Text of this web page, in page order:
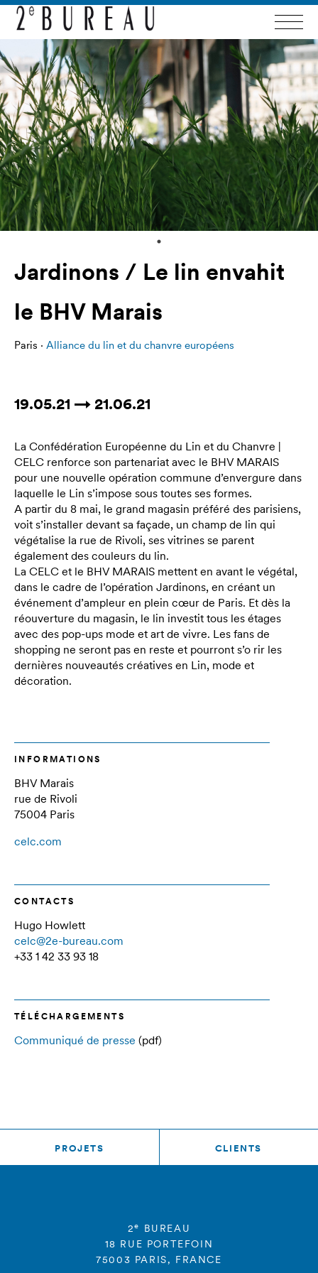
Jardinons / Le lin envahit
le BHV Marais
Paris · Alliance du lin et du chanvre européens
19.05.21 → 21.06.21
La Confédération Européenne du Lin et du Chanvre |
CELC renforce son partenariat avec le BHV MARAIS
pour une nouvelle opération commune d’envergure dans
laquelle le Lin s’impose sous toutes ses formes.
A partir du 8 mai, le grand magasin préféré des parisiens,
voit s’installer devant sa façade, un champ de lin qui
végétalise la rue de Rivoli, ses vitrines se parent
également des couleurs du lin.
La CELC et le BHV MARAIS mettent en avant le végétal,
dans le cadre de l’opération Jardinons, en créant un
événement d’ampleur en plein cœur de Paris. Et dès la
réouverture du magasin, le lin investit tous les étages
avec des pop-ups mode et art de vivre. Les fans de
shopping ne seront pas en reste et pourront s’o rir les
dernières nouveautés créatives en Lin, mode et
décoration.
INFORMATIONS
BHV Marais
rue de Rivoli
75004 Paris
celc.com
CONTACTS
Hugo Howlett
celc@2e-bureau.com
+33 1 42 33 93 18
TÉLÉCHARGEMENTS
Communiqué de presse (pdf)
PROJETS CLIENTS
2e
BUREAU
18 RUE PORTEFOIN
75003 PARIS, FRANCE